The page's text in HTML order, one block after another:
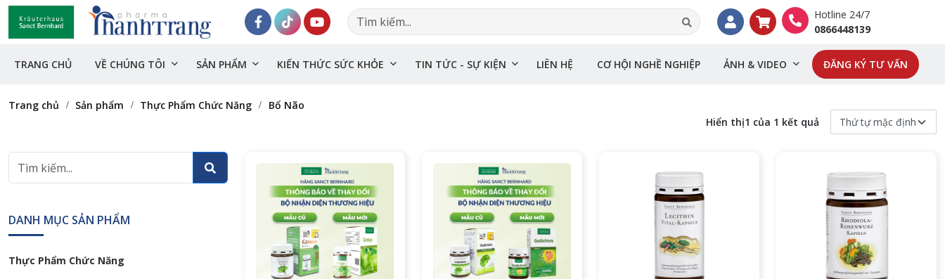
Hotline 24/7
0866448139
TRANG CHỦ VỀ CHÚNG TÔI SẢN PHẨM KIẾN THỨC SỨC KHỎE TIN TỨC - SỰ KIỆN LIÊN HỆ CƠ HỘI NGHỀ NGHIỆP ẢNH & VIDEO ĐĂNG KÝ TƯ VẤN
Trang chủ Sản phẩm Thực Phẩm Chức Năng
Bổ Não
Hiển thị1 của 1 kết quả
DANH MỤC SẢN PHẨM
Thực Phẩm Chức Năng